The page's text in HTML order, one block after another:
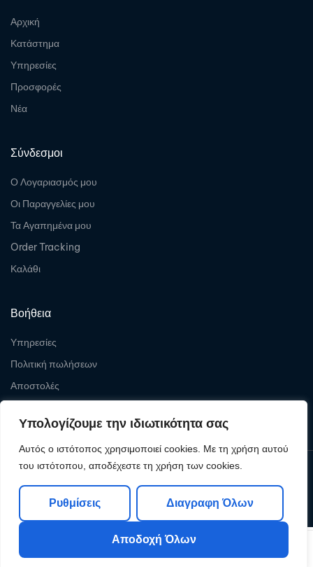
Υπολογίζουμε την ιδιωτικότητα σας
Αυτός ο ιστότοπος χρησιμοποιεί cookies. Με τη χρήση αυτού
του ιστότοπου, αποδέχεστε τη χρήση των cookies.
Ρυθμίσεις Διαγραφη Όλων
Αποδοχή Όλων
Shop My Account Search Cart
Wishlist
Αρχική
Κατάστημα
Υπηρεσίες
Προσφορές
Νέα
Σύνδεσμοι
Ο Λογαριασμός μου
Οι Παραγγελίες μου
Τα Αγαπημένα μου
Order Tracking
Καλάθι
Βοήθεια
Υπηρεσίες
Πολιτική πωλήσεων
Αποστολές
Copyright © 2026Levelcom| Powered by Levelcom